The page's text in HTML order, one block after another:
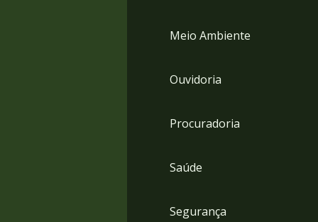
Meio Ambiente
Ouvidoria
Procuradoria
Saúde
Segurança